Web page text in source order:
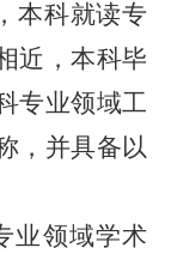
，本科就读专
近，本科毕
专业领域工
，并具备以
业领域学术